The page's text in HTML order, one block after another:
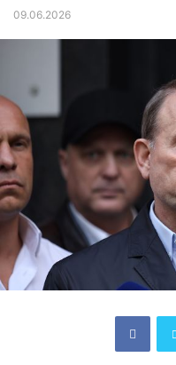
09.06.2026